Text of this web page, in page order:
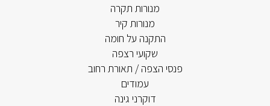
מנורות תקרה
מנורות קיר
התקנה על חומה
שקועי רצפה
פנסי הצפה / תאורת רחוב
עמודים
דוקרני גינה